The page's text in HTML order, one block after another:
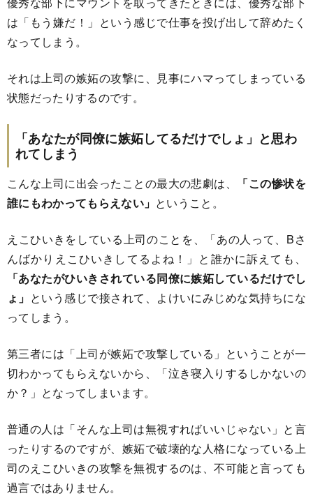
は「もう嫌だ！」という感じで仕事を投げ出して辞めたく
なってしまう。
それは上司の嫉妬の攻撃に、見事にハマってしまっている
状態だったりするのです。
「あなたが同僚に嫉妬してるだけでしょ」と思わ
れてしまう
こんな上司に出会ったことの最大の悲劇は、
「この惨状を
誰にもわかってもらえない」 ということ。
えこひいきをしている上司のことを、「あの人って、Bさ
んばかりえこひいきしてるよね！」と誰かに訴えても、
「あなたがひいきされている同僚に嫉妬しているだけでし
ょ」 という感じで接されて、よけいにみじめな気持ちにな
ってしまう。
第三者には「上司が嫉妬で攻撃している」ということが一
切わかってもらえないから、「泣き寝入りするしかないの
か？」となってしまいます。
普通の人は「そんな上司は無視すればいいじゃない」と言
ったりするのですが、嫉妬で破壊的な人格になっている上
司のえこひいきの攻撃を無視するのは、不可能と言っても
過言ではありません。